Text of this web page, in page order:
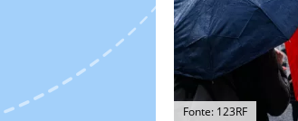
Fonte: 123RF